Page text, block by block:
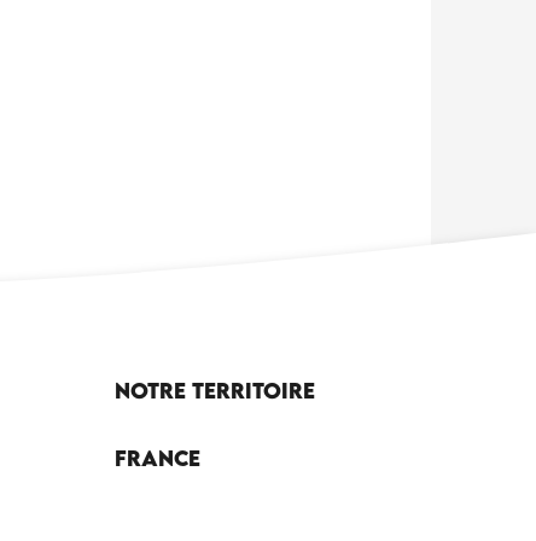
Notre territoire
France